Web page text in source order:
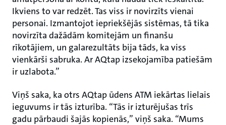
Ikviens to var redzēt. Tas viss ir novirzīts vienai
personai. Izmantojot iepriekšējās sistēmas, tā tika
novirzīta dažādām komitejām un finanšu
rīkotājiem, un galarezultāts bija tāds, ka viss
vienkārši sabruka. Ar AQtap izsekojamība patiešām
ir uzlabota.”
Viņš saka, ka otrs AQtap ūdens ATM iekārtas lielais
ieguvums ir tās izturība. “Tās ir izturējušas trīs
gadu pārbaudi šajās kopienās,” viņš saka. “Mums